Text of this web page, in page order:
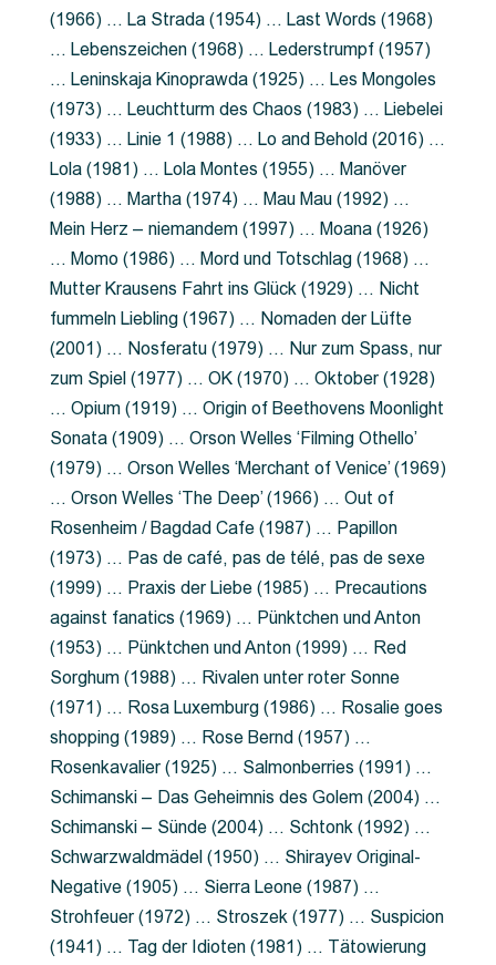
(1966) … La Strada (1954) … Last Words (1968)
… Lebenszeichen (1968) … Lederstrumpf (1957)
… Leninskaja Kinoprawda (1925) … Les Mongoles
(1973) … Leuchtturm des Chaos (1983) … Liebelei
(1933) … Linie 1 (1988) … Lo and Behold (2016) …
Lola (1981) … Lola Montes (1955) … Manöver
(1988) … Martha (1974) … Mau Mau (1992) …
Mein Herz – niemandem (1997) … Moana (1926)
… Momo (1986) … Mord und Totschlag (1968) …
Mutter Krausens Fahrt ins Glück (1929) … Nicht
fummeln Liebling (1967) … Nomaden der Lüfte
(2001) … Nosferatu (1979) … Nur zum Spass, nur
zum Spiel (1977) … OK (1970) … Oktober (1928)
… Opium (1919) … Origin of Beethovens Moonlight
Sonata (1909) … Orson Welles ‘Filming Othello’
(1979) … Orson Welles ‘Merchant of Venice’ (1969)
… Orson Welles ‘The Deep’ (1966) … Out of
Rosenheim / Bagdad Cafe (1987) … Papillon
(1973) … Pas de café, pas de télé, pas de sexe
(1999) … Praxis der Liebe (1985) … Precautions
against fanatics (1969) … Pünktchen und Anton
(1953) … Pünktchen und Anton (1999) … Red
Sorghum (1988) … Rivalen unter roter Sonne
(1971) … Rosa Luxemburg (1986) … Rosalie goes
shopping (1989) … Rose Bernd (1957) …
Rosenkavalier (1925) … Salmonberries (1991) …
Schimanski – Das Geheimnis des Golem (2004) …
Schimanski – Sünde (2004) … Schtonk (1992) …
Schwarzwaldmädel (1950) … Shirayev Original-
Negative (1905) … Sierra Leone (1987) …
Strohfeuer (1972) … Stroszek (1977) … Suspicion
(1941) … Tag der Idioten (1981) … Tätowierung